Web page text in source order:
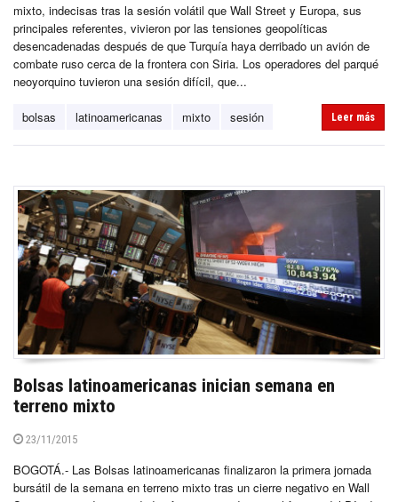
mixto, indecisas tras la sesión volátil que Wall Street y Europa, sus
principales referentes, vivieron por las tensiones geopolíticas
desencadenadas después de que Turquía haya derribado un avión de
combate ruso cerca de la frontera con Siria. Los operadores del parqué
neoyorquino tuvieron una sesión difícil, que...
bolsas latinoamericanas mixto sesión Leer más
Bolsas latinoamericanas inician semana en
terreno mixto
23/11/2015
BOGOTÁ.- Las Bolsas latinoamericanas finalizaron la primera jornada
bursátil de la semana en terreno mixto tras un cierre negativo en Wall